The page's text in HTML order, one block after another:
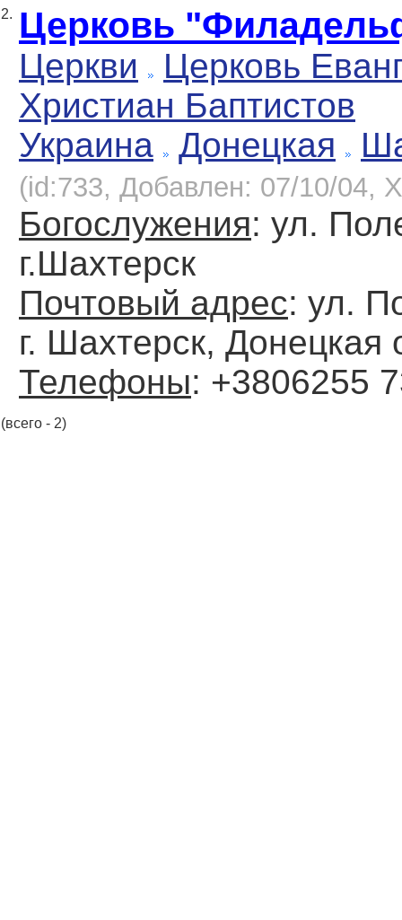
2. Церковь
Церкви
Церковь
Христиан Баптистов
Украина
Донецкая
(id:733, Добавлен: 07/10/04,
Богослужения: ул.
г.Шахтерск
Почтовый адрес: ул.
г. Шахтерск, Донецкая
Телефоны: +3806255
(всего - 2)